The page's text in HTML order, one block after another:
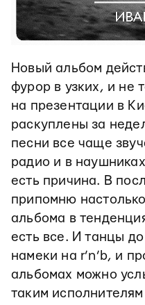
Новый альбом
фурор в узких, и не
на презентации в
раскуплены за
песни все чаще
радио и в
есть причина. В
припомню
альбома в
есть все. И танцы
намеки на r’n’b, и
альбомах можно
таким